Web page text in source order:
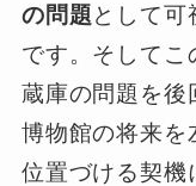
の問題として可
です。そしてこ
蔵庫の問題を後
博物館の将来を
位置づける契機